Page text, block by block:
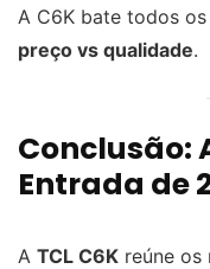
A C6K bate todos
preço vs qualidade.
Conclusão:
Entrada de
A TCL C6K reúne os